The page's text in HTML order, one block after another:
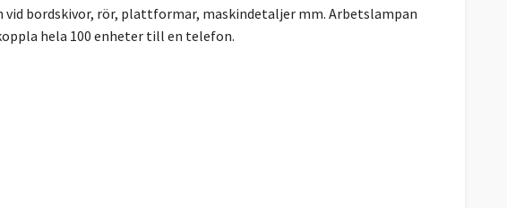
bordskivor, rör, plattformar, maskindetaljer mm. Arbetslampan
hela 100 enheter till en telefon.